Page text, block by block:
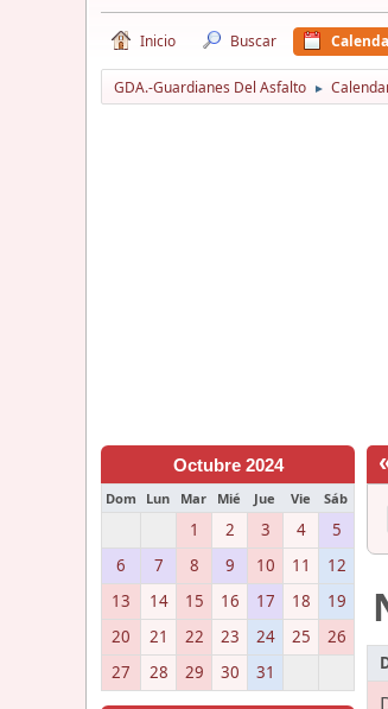
Inicio Buscar
GDA.-Guardianes Del Asfalto ►
Octubre 2024
Dom Lun Mar Mié Jue Vie Sáb
1 2 3 4
5
6
7 8 9 10 11
12
13
14 15 16 17 18
19
20
21 22 23 24 25
26
27
28 29 30 31